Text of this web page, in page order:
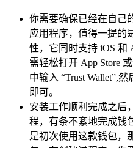
你需要确保已经在自己
应用程序，值得一提的
性，它同时支持 iOS 和
需轻松打开 App Store
中输入 “Trust Wallet”,
即可。
安装工作顺利完成之后
程，有条不紊地完成钱
是初次使用这款钱包，